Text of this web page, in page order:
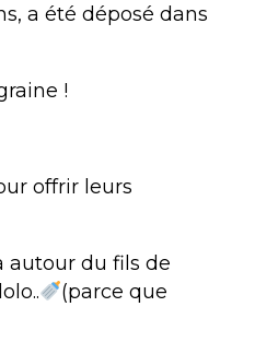
a été déposé dans
!
offrir leurs
autour du fils de
(parce que